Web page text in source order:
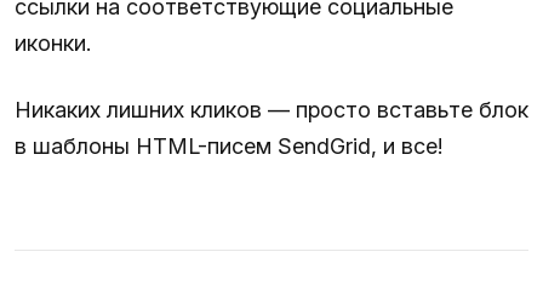
ссылки на соответствующие социальные
иконки.
Никаких лишних кликов — просто вставьте блок
в шаблоны HTML-писем SendGrid, и все!